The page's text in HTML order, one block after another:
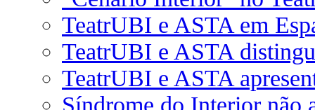
TeatrUBI e ASTA em
TeatrUBI e ASTA
TeatrUBI e ASTA
Síndrome do Interior não